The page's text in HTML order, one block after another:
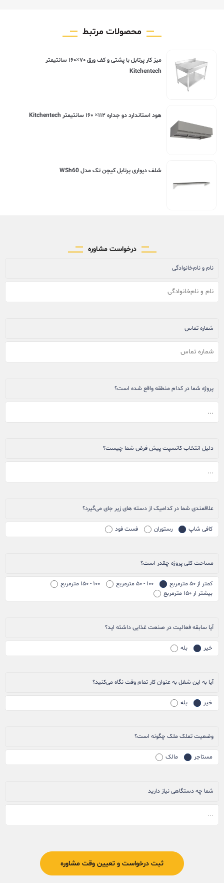
محصولات مرتبط
ميز کار پرتابل با پشتی و کف ورق ۷۰×۱۶۰ سانتیمتر
Kitchentech
هود استاندارد دو جداره ۱۱۲× ۱۶۰ سانتیمتر Kitchentech
شلف دیواری پرتابل کیچن تک مدل WSh60
درخواست مشاوره
نام و نام‌خانوادگی
شماره تماس
پروژه شما در کدام منطقه واقع شده است؟
دلیل انتخاب کانسپت پیش فرض شما چیست؟
علاقمندی شما در کدامیک از دسته های زیر جای می‌گیرد؟
کافی شاپ رستوران فست فود
مساحت کلی پروژه چقدر است؟
کمتر از ۵۰ مترمربع ۱۰۰ - ۵۰ مترمربع
۱۰۰ - ۱۵۰ مترمربع
بیشتر ار ۱۵۰ مترمربع
آیا سابقه فعالیت در صنعت غذایی داشته اید؟
خیر بله
آیا به این شغل به عنوان کار تمام وقت نگاه می‌کنید؟
خیر بله
وضعیت تملک ملک چگونه است؟
مستاجر مالک
شما چه دستگاهی نیاز دارید